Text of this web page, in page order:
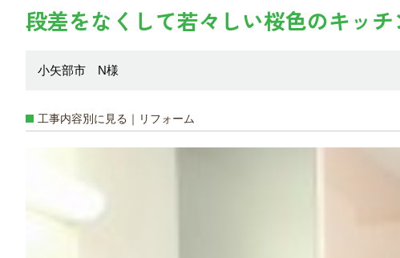
段差をなくして若々しい桜色のキッチ
小矢部市 N様
工事内容別に見る｜リフォーム